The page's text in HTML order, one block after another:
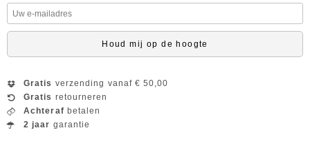
Houd mij op de hoogte
Gratis verzending vanaf € 50,00
Gratis retourneren
Achteraf betalen
2 jaar garantie